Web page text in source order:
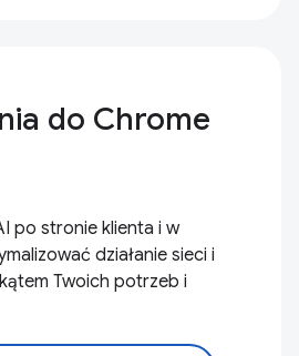
do Chrome
po stronie klienta i w
działanie sieci i
Twoich potrzeb i